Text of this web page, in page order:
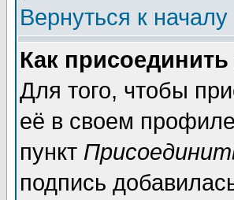
Вернуться к началу
Как
Для того, чтобы
её в своем
пункт
подпись